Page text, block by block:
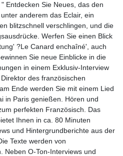
Entdecken Sie Neues, das den
anderem das Eclair, ein
blitzschnell verschlingen, und die
Werfen Sie einen Blick
?Le Canard enchaîné', auch
Sie neue Einblicke in die
in einem Exklusiv-Interview
des französischen
Ende werden Sie mit einem Lied
in Paris genießen. Hören und
perfekten Französisch. Das
Ihnen in ca. 80 Minuten
und Hintergrundberichte aus der
Texte werden von
Neben O-Ton-Interviews und